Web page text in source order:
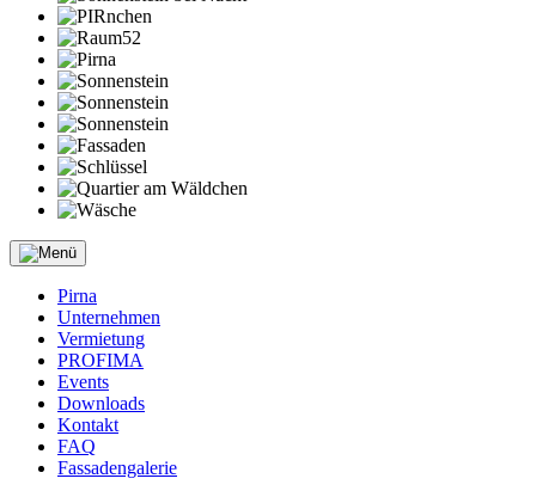
Pirna
Unternehmen
Vermietung
PROFIMA
Events
Downloads
Kontakt
FAQ
Fassadengalerie